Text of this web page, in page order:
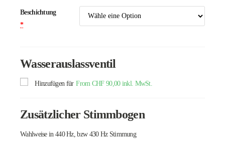
Beschichtung
*
Wasserauslassventil
Hinzufügen für From CHF90,00 inkl. MwSt.
Zusätzlicher Stimmbogen
Wahlweise in 440 Hz, bzw 430 Hz Stimmung